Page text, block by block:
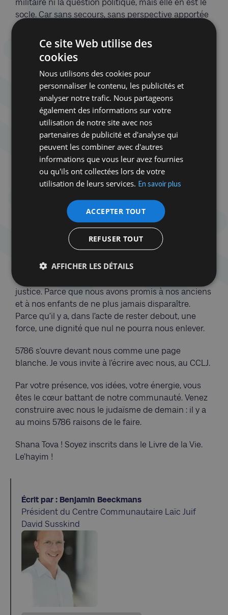
militaire ni la question politique, mais elle en est le
socle. Car sans secours, sans perspective apportée
tombera, et la promesse de deux peuples vivant
libres et en sécurité s’éloignera toujours
davantage. C’est cette impasse politique que nous
souhaitons voir disparaître du Proche-Orient, pour
sortir de ce cycle meurtrier et de ces générations
de haine au plus vite.
Rosh Hashana est aussi le temps des
commencements. Et notre commencement à nous,
qui vivons en Belgique, cette année, c’est une
promesse : celle de bâtir un judaïsme vivant, ancré
dans Bruxelles, fier de ses racines et ouvert sur le
monde. Celle d’accompagner notre jeunesse,
universalistes qui font tenir notre démocratie
debout. Celle de rappeler que nous sommes un
peuple qui célèbre la vie, toujours.
nous répondrons : parce que le monde a besoin de
justice. Parce que nous avons promis à nos anciens
et à nos enfants de ne plus jamais disparaître.
Parce qu’il y a, dans l’acte de rester debout, une
force, une dignité que nul ne pourra nous enlever.
5786 s’ouvre devant nous comme une page
blanche. Je vous invite à l’écrire avec nous, au CCLJ.
Par votre présence, vos idées, votre énergie, vous
êtes le cœur battant de notre communauté. Venez
construire avec nous le judaïsme de demain : il y a
au moins 5786 raisons de le faire.
Shana Tova ! Soyez inscrits dans le Livre de la Vie.
Le’hayim !
Écrit par : Benjamin Beeckmans
Président du Centre Communautaire Laïc Juif
David Susskind
Ce site Web utilise des
cookies
Nous utilisons des cookies pour
personnaliser le contenu, les publicités et
analyser notre trafic. Nous partageons
également des informations sur votre
utilisation de notre site avec nos
partenaires de publicité et d'analyse qui
peuvent les combiner avec d'autres
informations que vous leur avez fournies
ou qu'ils ont collectées lors de votre
utilisation de leurs services. En savoir plus
ACCEPTER TOUT
REFUSER TOUT
AFFICHER LES DÉTAILS